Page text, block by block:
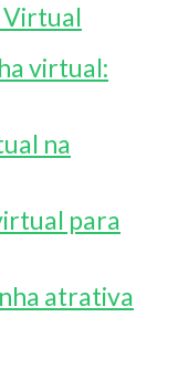
Virtual
virtual:
na
para
atrativa